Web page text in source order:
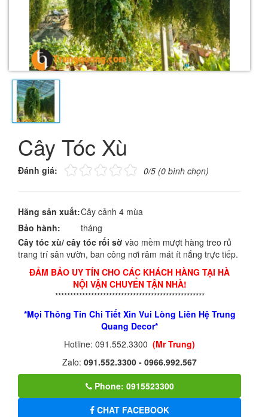
Cây Tóc Xù
Đánh giá: 0/5 (0 bình chọn)
Hãng sản xuất:Cây cảnh 4 mùa
Bảo hành:
tháng
Cây tóc xù/ cây tóc rối sờ vào mềm mượt hàng treo rủ
trang trí sân vườn, ban công nơi râm mát ít nắng trực tiếp.
ĐẢM BẢO UY TÍN CHO CÁC KHÁCH HÀNG TẠI HÀ
NỘI VẬN CHUYỂN TẬN NHÀ!
**************************************************
*Mọi Thông Tin Chi Tiết Xin Vui Lòng Liên Hệ Trung
Quang Decor*
Hotline: 091.552.3300 (Mr Trung)
Zalo: 091.552.3300 - 0966.992.567
Phone: 0915523300
CHAT FACEBOOK